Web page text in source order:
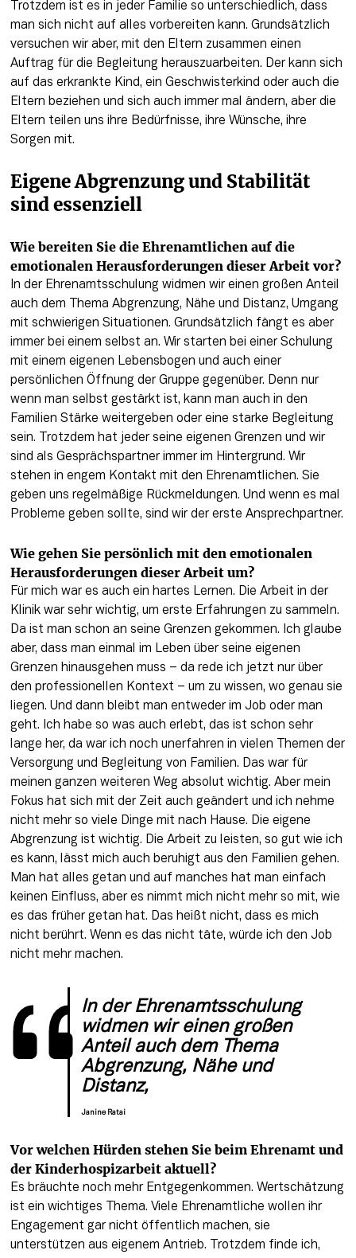
Trotzdem ist es in jeder Familie so unterschiedlich, dass
man sich nicht auf alles vorbereiten kann. Grundsätzlich
versuchen wir aber, mit den Eltern zusammen einen
Auftrag für die Begleitung herauszuarbeiten. Der kann sich
auf das erkrankte Kind, ein Geschwisterkind oder auch die
Eltern beziehen und sich auch immer mal ändern, aber die
Eltern teilen uns ihre Bedürfnisse, ihre Wünsche, ihre
Sorgen mit.
Eigene Abgrenzung und Stabilität
sind essenziell
Wie bereiten Sie die Ehrenamtlichen auf die
emotionalen Herausforderungen dieser Arbeit vor?
In der Ehrenamtsschulung widmen wir einen großen Anteil
auch dem Thema Abgrenzung, Nähe und Distanz, Umgang
mit schwierigen Situationen. Grundsätzlich fängt es aber
immer bei einem selbst an. Wir starten bei einer Schulung
mit einem eigenen Lebensbogen und auch einer
persönlichen Öffnung der Gruppe gegenüber. Denn nur
wenn man selbst gestärkt ist, kann man auch in den
Familien Stärke weitergeben oder eine starke Begleitung
sein. Trotzdem hat jeder seine eigenen Grenzen und wir
sind als Gesprächspartner immer im Hintergrund. Wir
stehen in engem Kontakt mit den Ehrenamtlichen. Sie
geben uns regelmäßige Rückmeldungen. Und wenn es mal
Probleme geben sollte, sind wir der erste Ansprechpartner.
Wie gehen Sie persönlich mit den emotionalen
Herausforderungen dieser Arbeit um?
Für mich war es auch ein hartes Lernen. Die Arbeit in der
Klinik war sehr wichtig, um erste Erfahrungen zu sammeln.
Da ist man schon an seine Grenzen gekommen. Ich glaube
aber, dass man einmal im Leben über seine eigenen
Grenzen hinausgehen muss – da rede ich jetzt nur über
den professionellen Kontext – um zu wissen, wo genau sie
liegen. Und dann bleibt man entweder im Job oder man
geht. Ich habe so was auch erlebt, das ist schon sehr
lange her, da war ich noch unerfahren in vielen Themen der
Versorgung und Begleitung von Familien. Das war für
meinen ganzen weiteren Weg absolut wichtig. Aber mein
Fokus hat sich mit der Zeit auch geändert und ich nehme
nicht mehr so viele Dinge mit nach Hause. Die eigene
Abgrenzung ist wichtig. Die Arbeit zu leisten, so gut wie ich
es kann, lässt mich auch beruhigt aus den Familien gehen.
Man hat alles getan und auf manches hat man einfach
keinen Einfluss, aber es nimmt mich nicht mehr so mit, wie
es das früher getan hat. Das heißt nicht, dass es mich
nicht berührt. Wenn es das nicht täte, würde ich den Job
nicht mehr machen.
In der Ehrenamtsschulung
widmen wir einen großen
Anteil auch dem Thema
Abgrenzung, Nähe und
Distanz,
Janine Ratai
Vor welchen Hürden stehen Sie beim Ehrenamt und
der Kinderhospizarbeit aktuell?
Es bräuchte noch mehr Entgegenkommen. Wertschätzung
ist ein wichtiges Thema. Viele Ehrenamtliche wollen ihr
Engagement gar nicht öffentlich machen, sie
unterstützen aus eigenem Antrieb. Trotzdem finde ich,